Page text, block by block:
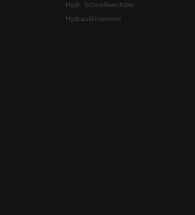
Hydr. Schnellwechsler
Hydraulikhammer